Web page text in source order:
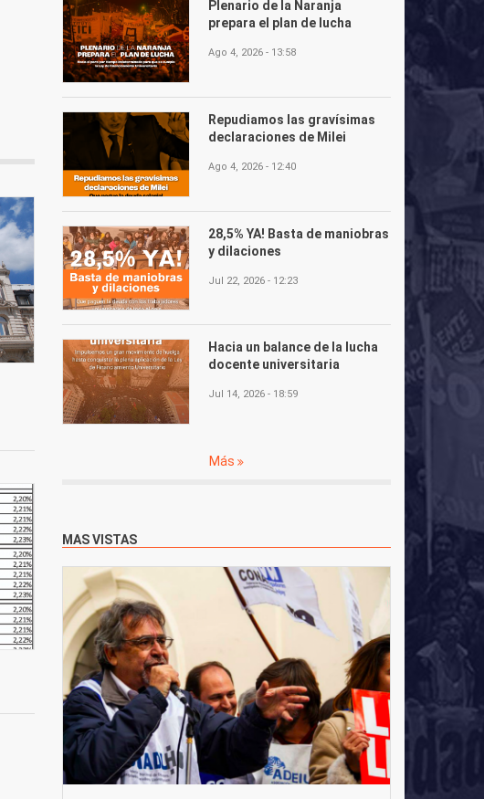
Plenario de la Naranja
prepara el plan de lucha
Ago 4, 2026 - 13:58
Repudiamos las gravísimas
declaraciones de Milei
Ago 4, 2026 - 12:40
28,5% YA! Basta de maniobras
y dilaciones
Jul 22, 2026 - 12:23
Hacia un balance de la lucha
docente universitaria
Jul 14, 2026 - 18:59
Más
MAS VISTAS